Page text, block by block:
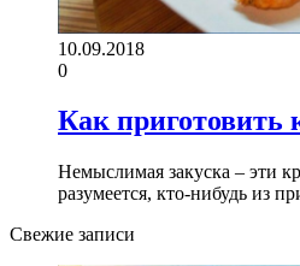
10.09.2018
0
Как приготовить
Немыслимая закуска – эти
разумеется, кто-нибудь из
Свежие записи